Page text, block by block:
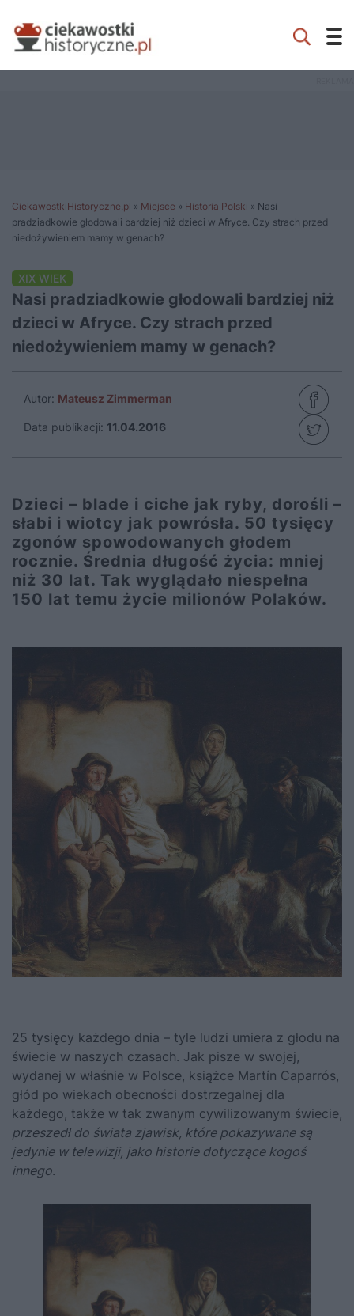
CiekawostkiHistoryczne.pl » Miejsce » Historia Polski » Nasi
pradziadkowie głodowali bardziej niż dzieci w Afryce. Czy strach przed
niedożywieniem mamy w genach?
XIX WIEK
Nasi pradziadkowie głodowali bardziej niż
dzieci w Afryce. Czy strach przed
niedożywieniem mamy w genach?
Autor: Mateusz Zimmerman
Data publikacji: 11.04.2016
Dzieci – blade i ciche jak ryby, dorośli –
słabi i wiotcy jak powrósła. 50 tysięcy
zgonów spowodowanych głodem
rocznie. Średnia długość życia: mniej
niż 30 lat. Tak wyglądało niespełna
150 lat temu życie milionów Polaków.
25 tysięcy każdego dnia – tyle ludzi umiera z głodu na
świecie w naszych czasach. Jak pisze w swojej,
wydanej w właśnie w Polsce, książce Martín Caparrós,
głód po wiekach obecności dostrzegalnej dla
każdego, także w tak zwanym cywilizowanym świecie,
przeszedł do świata zjawisk, które pokazywane są
jedynie w telewizji, jako historie dotyczące kogoś
innego.